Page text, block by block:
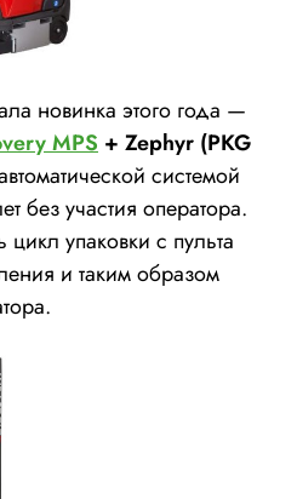
новинка этого года —
MPS + Zephyr (PKG
системой
без участия оператора.
цикл упаковки с пульта
и таким образом